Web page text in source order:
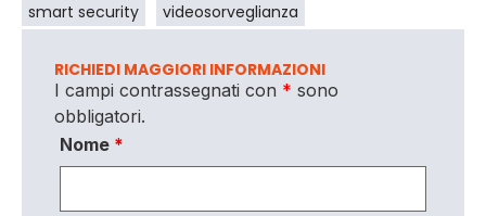
smart security
videosorveglianza
RICHIEDI MAGGIORI INFORMAZIONI
I campi contrassegnati con * sono
obbligatori.
Nome *